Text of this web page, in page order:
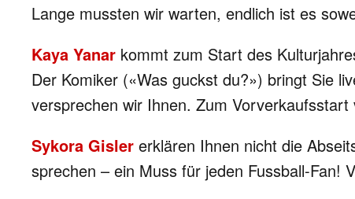
Lange mussten wir warten, endlich ist es
Kaya Yanar kommt zum Start des
Der Komiker («Was guckst du?») bringt Sie
versprechen wir Ihnen. Zum
Sykora Gisler erklären Ihnen nicht die
sprechen – ein Muss für jeden Fussball-Fan!